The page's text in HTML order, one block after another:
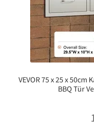
VEVOR 75 x 25 x
BBQ Tür